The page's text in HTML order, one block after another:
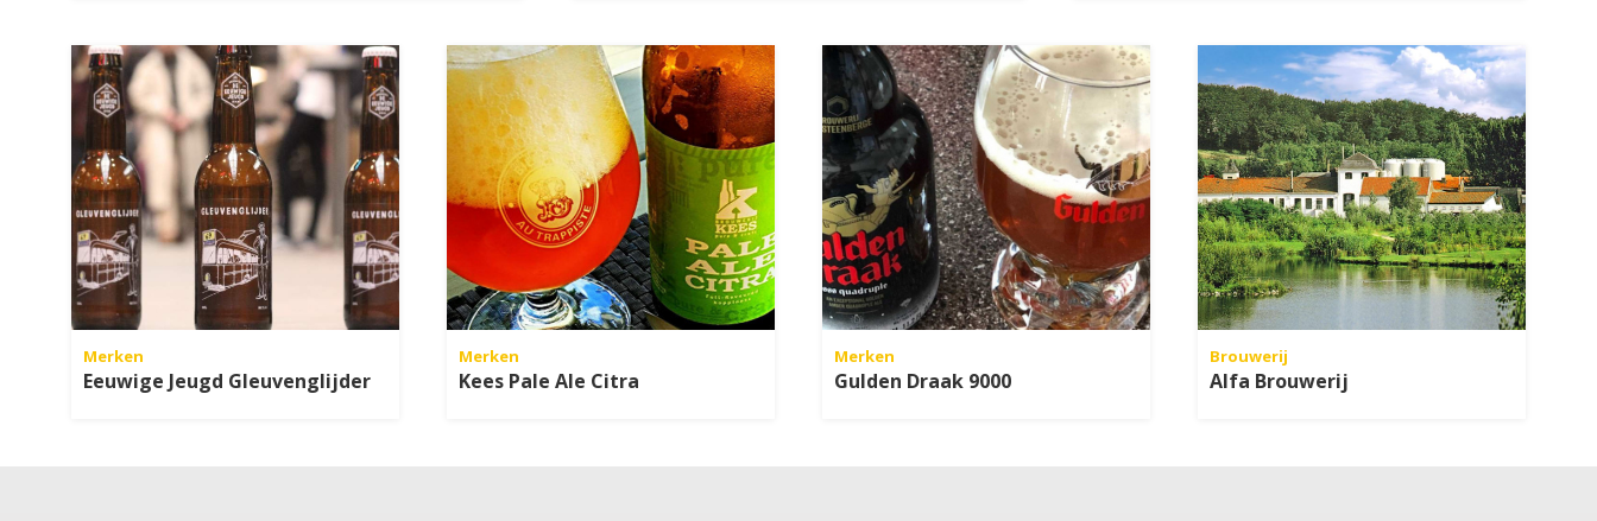
Merken
Eeuwige Jeugd Gleuvenglijder
Merken
Kees Pale Ale Citra
Merken
Gulden Draak 9000
Brouwerij
Alfa Brouwerij